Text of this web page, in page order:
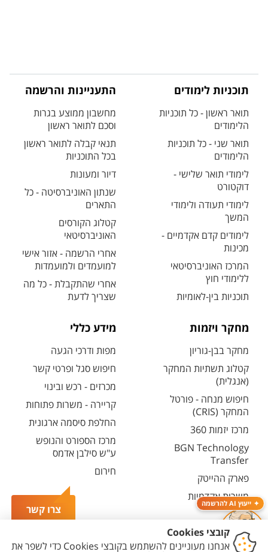
צרו קשר
ייעוץ AI להרשמה
תוכניות לימודים
תואר ראשון - כל תוכניות
הלימודים
תואר שני - כל תוכניות
הלימודים
לימודי תואר שלישי -
דוקטורט
לימודי תעודה ולימודי
המשך
לימודים קדם אקדמיים -
מכינות
המרכז האוניברסיטאי
ללימודי חוץ
תוכניות בין-לאומיות
התעניינות והרשמה
מחשבון ממוצע בגרות
וסכם לתואר ראשון
תנאי קבלה לתואר ראשון
בכל התוכניות
דיור ומעונות
שנתון האוניברסיטה - כל
התארים
קטלוג הקורסים
האוניברסיטאי
אחרי הרשמה - אזור אישי
למועמדים ולמועמדות
אחרי שהתקבלת - כל מה
שצריך לדעת
מחקר ויזמות
מחקר בבן-גוריון
קטלוג תשתיות המחקר
(אנגלית)
חיפוש מנחה - פורטל
המחקר (CRIS)
מרכז יזמות 360
BGN Technology
Transfer
פארק ההייטק
משרות אקדמיות
מידע כללי
מפות ודרכי הגעה
חיפוש סגל ופרטי קשר
מכרזים - רכש ובינוי
קריירה - משרות פתוחות
החלפת סיסמה ארגונית
מרכז הספורט והנופש
ע"ש סילבן אדמס
חירום